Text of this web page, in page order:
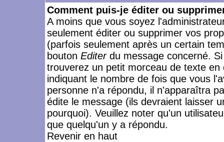
Comment puis-je éditer ou
A moins que vous soyez
seulement éditer ou supprimer vos
(parfois seulement après un certain
bouton Editerdu message concerné.
trouverez un petit morceau de texte
indiquant le nombre de fois que vous
personne n'a répondu, il n'apparaîtra
édite le message (ils devraient laisser
pourquoi). Veuillez noter qu'un
que quelqu'un y a répondu.
Revenir en haut